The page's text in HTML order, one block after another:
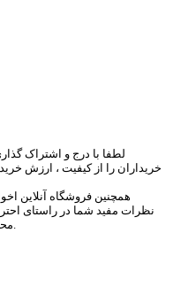
لطفا با درج و اشتراک
خریداران را از کیفیت ، ارزش
همچنین فروشگاه آنلاین
نظرات مفید شما در راستای